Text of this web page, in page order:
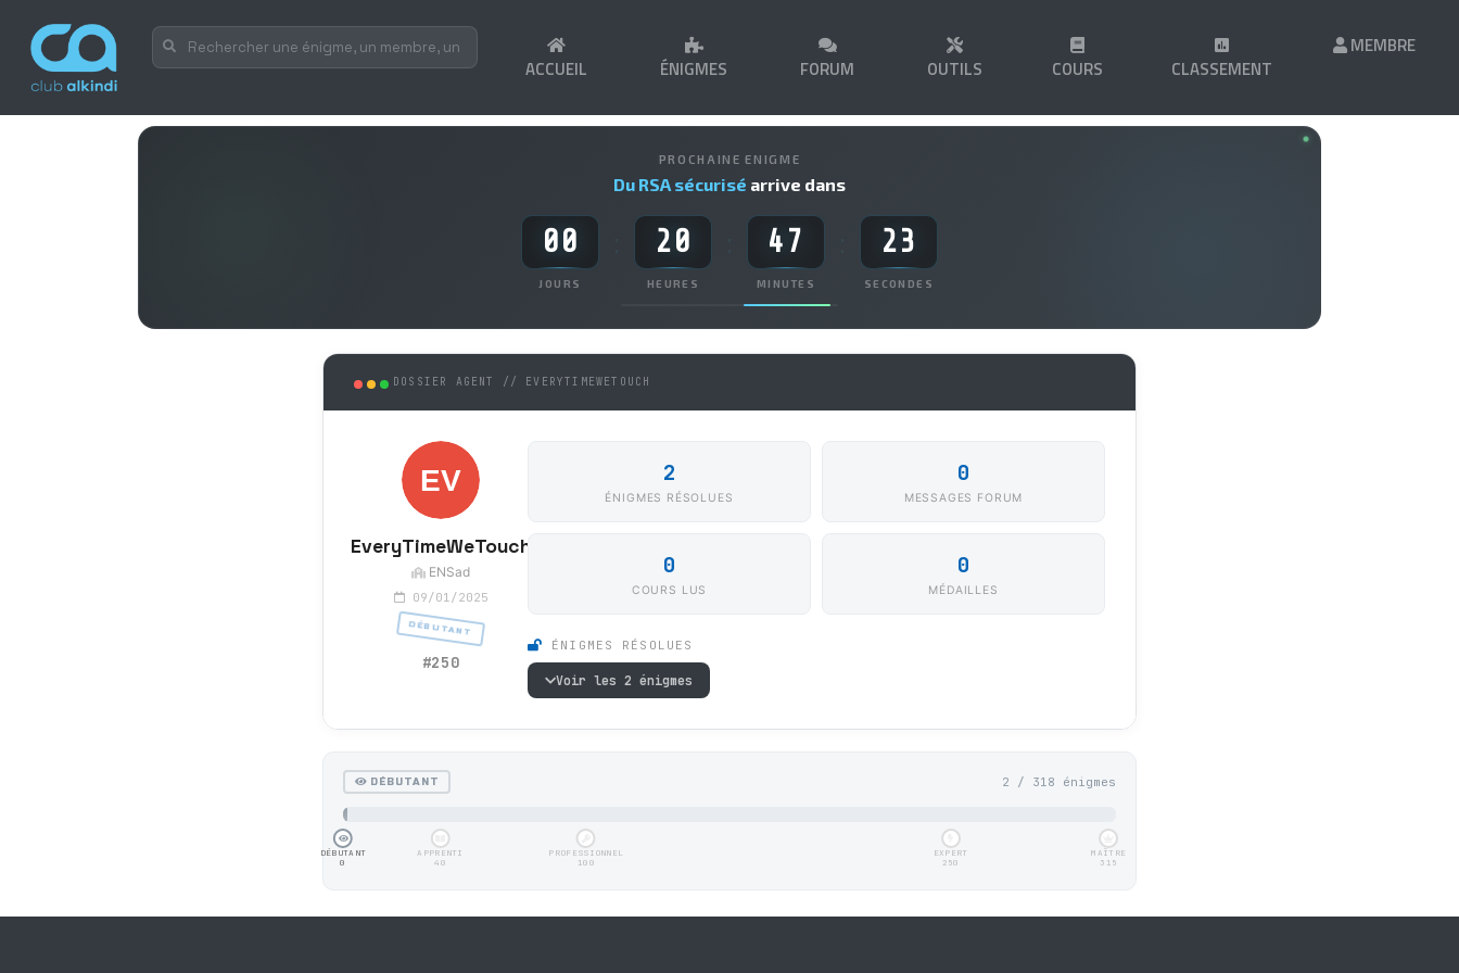
ACCUEIL ÉNIGMES FORUM OUTILS COURS CLASSEMENT
MEMBRE
PROCHAINE ENIGME
Du RSA sécurisé arrive dans
00
JOURS
20
HEURES
47
MINUTES
23
SECONDES
DOSSIER AGENT // EVERYTIMEWETOUCH
EveryTimeWeTouch
ENSad
09/01/2025
DÉBUTANT
#250
2
ÉNIGMES RÉSOLUES
0
MESSAGES FORUM
0
COURS LUS
0
MÉDAILLES
ÉNIGMES RÉSOLUES
Voir les 2 énigmes
DÉBUTANT 2 / 318 énigmes
DÉBUTANT
0
APPRENTI
40
PROFESSIONNEL
100
EXPERT
250
MAÎTRE
315